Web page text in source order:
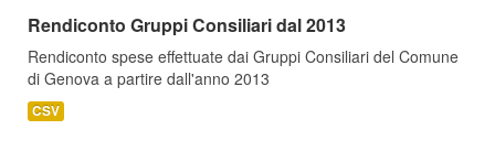
Rendiconto Gruppi Consiliari dal 2013
Rendiconto spese effettuate dai Gruppi Consiliari del Comune
di Genova a partire dall'anno 2013
CSV